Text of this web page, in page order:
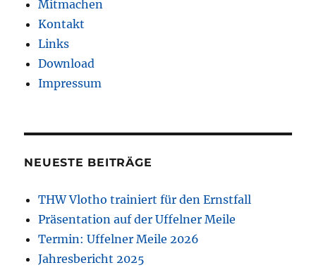
Mitmachen
Kontakt
Links
Download
Impressum
NEUESTE BEITRÄGE
THW Vlotho trainiert für den Ernstfall
Präsentation auf der Uffelner Meile
Termin: Uffelner Meile 2026
Jahresbericht 2025